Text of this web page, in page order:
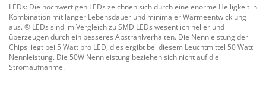
LEDs: Die hochwertigen LEDs zeichnen sich durch eine enorme Helligkeit in
Kombination mit langer Lebensdauer und minimaler Wärmeentwicklung
aus. ® LEDs sind im Vergleich zu SMD LEDs wesentlich heller und
überzeugen durch ein besseres Abstrahlverhalten. Die Nennleistung der
Chips liegt bei 5 Watt pro LED, dies ergibt bei diesem Leuchtmittel 50 Watt
Nennleistung. Die 50W Nennleistung beziehen sich nicht auf die
Stromaufnahme.